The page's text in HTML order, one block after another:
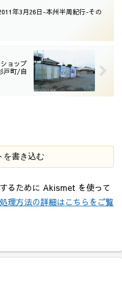
年3月26日-本州半周紀行-その
ョップ
戸町/自
を書き込む
るために Akismet を使って
理方法の詳細はこちらをご覧